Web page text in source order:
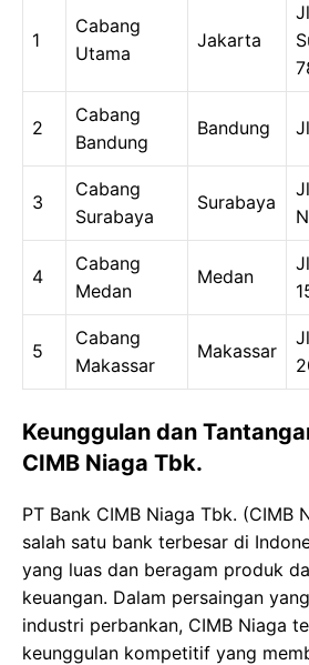
1
Cabang
Utama
Jakarta
2
Cabang
Bandung
Bandung
3
Cabang
Surabaya
Surabaya
4
Cabang
Medan
Medan
5
Cabang
Makassar
Makassar
Keunggulan dan
CIMB Niaga Tbk.
PT Bank CIMB Niaga Tbk. (CIMB
salah satu bank terbesar di
yang luas dan beragam produk
keuangan. Dalam persaingan
industri perbankan, CIMB Niaga
keunggulan kompetitif yang